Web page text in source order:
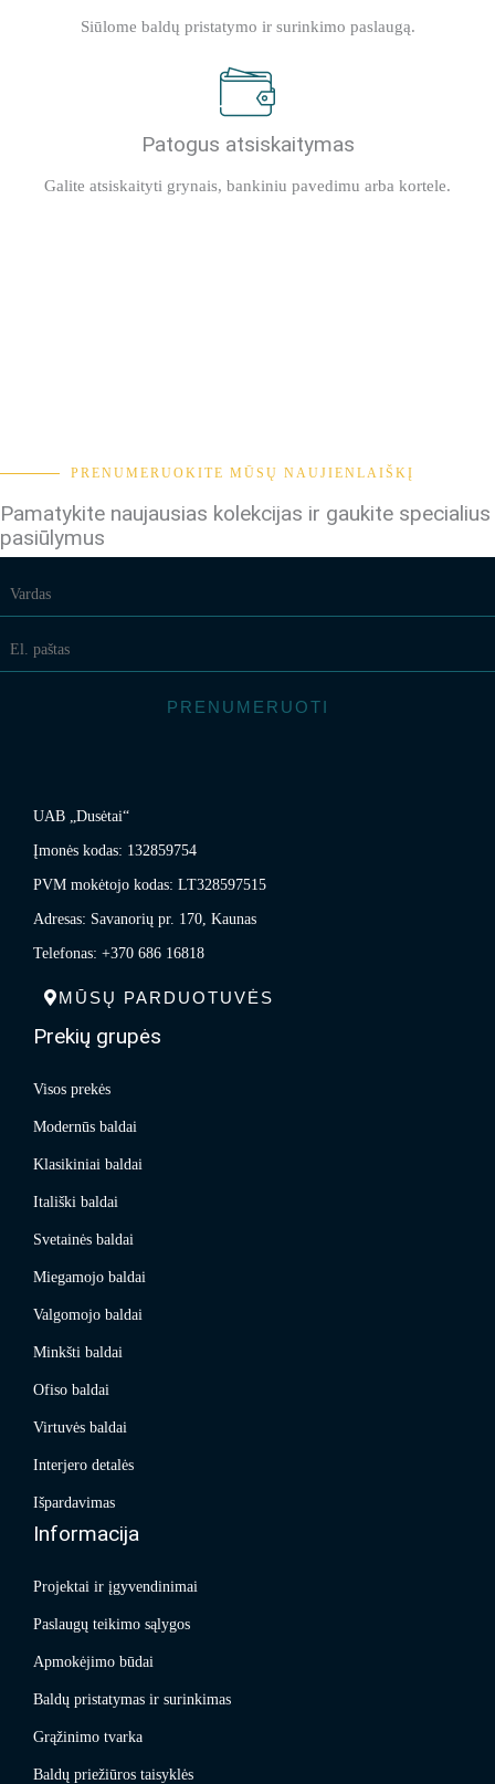
Siūlome baldų pristatymo ir surinkimo paslaugą.
Patogus atsiskaitymas
Galite atsiskaityti grynais, bankiniu pavedimu arba kortele.
PRENUMERUOKITE MŪSŲ NAUJIENLAIŠKĮ
Pamatykite naujausias kolekcijas ir gaukite specialius
pasiūlymus
PRENUMERUOTI
UAB „Dusėtai“
Įmonės kodas: 132859754
PVM mokėtojo kodas: LT328597515
Adresas: Savanorių pr. 170, Kaunas
Telefonas: +370 686 16818
MŪSŲ PARDUOTUVĖS
Prekių grupės
Visos prekės
Modernūs baldai
Klasikiniai baldai
Itališki baldai
Svetainės baldai
Miegamojo baldai
Valgomojo baldai
Minkšti baldai
Ofiso baldai
Virtuvės baldai
Interjero detalės
Išpardavimas
Informacija
Projektai ir įgyvendinimai
Paslaugų teikimo sąlygos
Apmokėjimo būdai
Baldų pristatymas ir surinkimas
Grąžinimo tvarka
Baldų priežiūros taisyklės